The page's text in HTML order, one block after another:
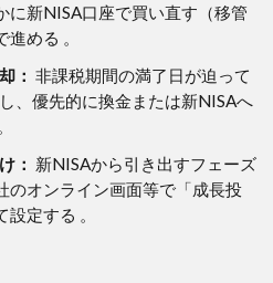
に新NISA口座で買い直す（移管
める 。
： 非課税期間の満了日が迫って
、優先的に換金または新NISAへ
： 新NISAから引き出すフェーズ
のオンライン画面等で「成長投
定する 。